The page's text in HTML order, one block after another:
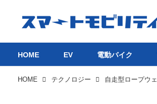
HOME EV 電動バイク
HOME テクノロジー